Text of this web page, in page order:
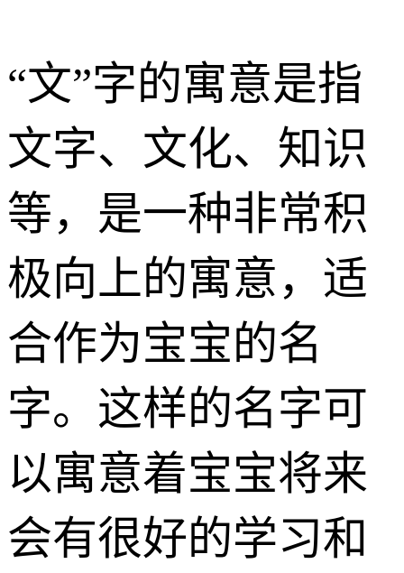
“文”字的寓意是指
文字、文化、知识
等，是一种非常积
极向上的寓意，适
合作为宝宝的名
字。这样的名字可
以寓意着宝宝将来
会有很好的学习和